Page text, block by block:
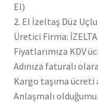
El)
2. El İzeltaş Düz Uçlu
Üretici Firma:
Fiyatlarımıza KDV
Adınıza faturalı
Kargo taşıma ücreti
Anlaşmalı